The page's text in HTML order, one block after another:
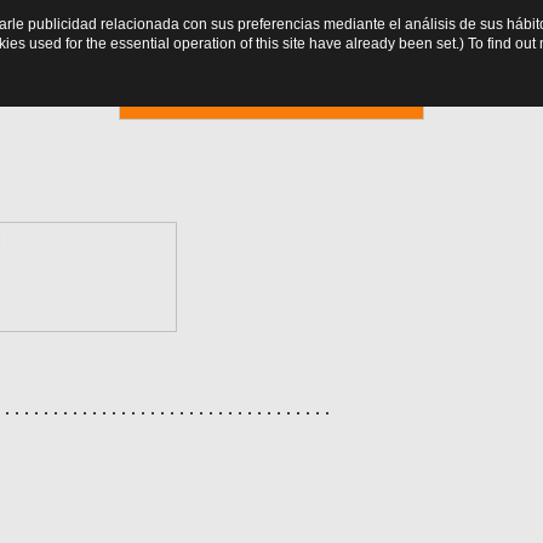
. . . . . . . . . . . . . . . . . . . . . . . . . . . . . . . . .
publicidad relacionada con sus preferencias mediante el análisis de sus
used for the essential operation of this site have already been set.) To find